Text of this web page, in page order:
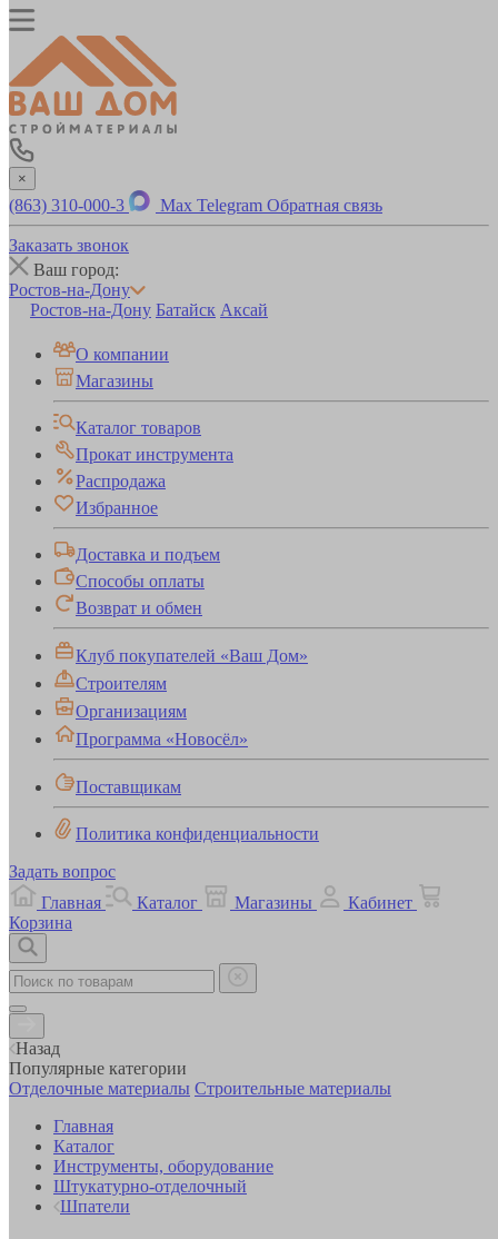
×
(863) 310-000-3 Max Telegram Обратная связь
Заказать звонок
Ваш город:
Ростов-на-Дону
Ростов-на-Дону Батайск Аксай
О компании
Магазины
Каталог товаров
Прокат инструмента
Распродажа
Избранное
Доставка и подъем
Способы оплаты
Возврат и обмен
Клуб покупателей «Ваш Дом»
Строителям
Организациям
Программа «Новосёл»
Поставщикам
Политика конфиденциальности
Задать вопрос
Главная
Каталог Магазины
Кабинет
Корзина
Назад
Популярные категории
Отделочные материалы Строительные материалы
Главная
Каталог
Инструменты, оборудование
Штукатурно-отделочный
Шпатели